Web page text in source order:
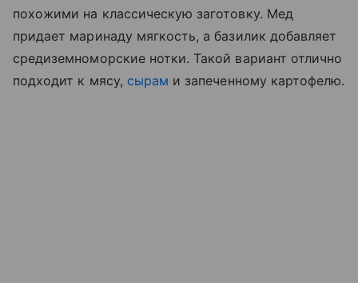
похожими на классическую заготовку. Мед
придает маринаду мягкость, а базилик добавляет
средиземноморские нотки. Такой вариант отлично
подходит к мясу, сырам и запеченному картофелю.